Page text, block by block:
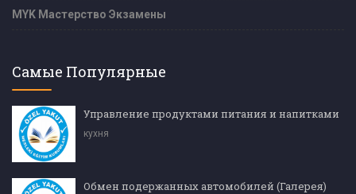
MYK Мастерство Экзамены
Самые Популярные
Управление продуктами питания и напитками
кухня
Обмен подержанных автомобилей (Галерея)